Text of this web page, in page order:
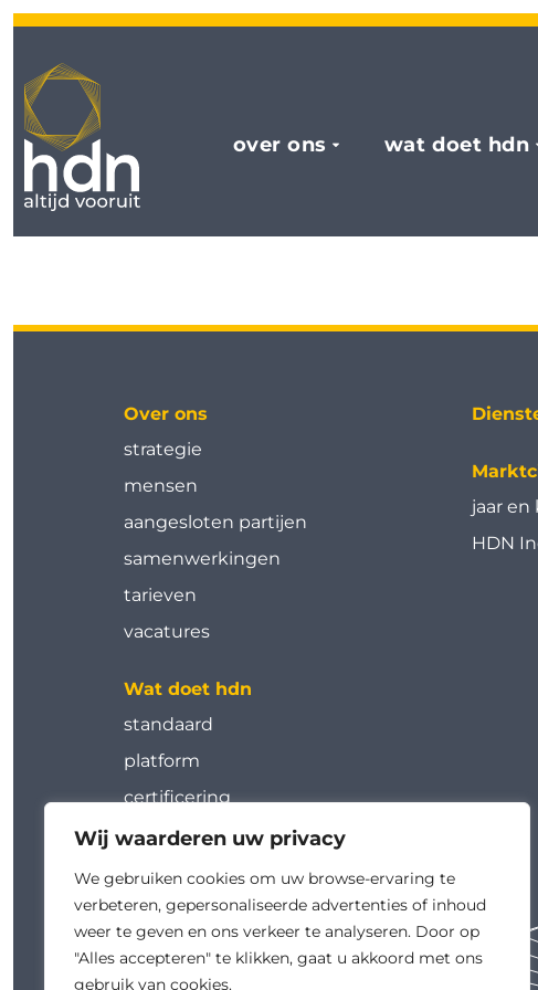
Wij waarderen uw privacy
We gebruiken cookies om uw browse-ervaring te
verbeteren, gepersonaliseerde advertenties of inhoud
weer te geven en ons verkeer te analyseren. Door op
"Alles accepteren" te klikken, gaat u akkoord met ons
gebruik van cookies.
over ons wat doet hdn
Over ons
strategie
mensen
aangesloten partijen
samenwerkingen
tarieven
vacatures
Wat doet hdn
standaard
platform
certificering
tools
werkgroepen
kalender
academy
jaar en
HDN